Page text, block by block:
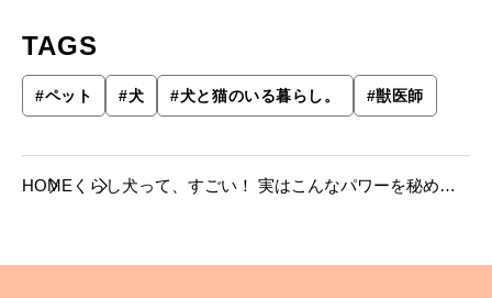
TAGS
#ペット #犬 #犬と猫のいる暮らし。 #獣医師
HOME くらし犬って、すごい！ 実はこんなパワーを秘めて